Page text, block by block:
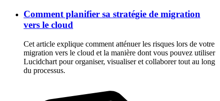
Comment planifier sa stratégie de migration
vers le cloud
Cet article explique comment atténuer les risques lors de votre
migration vers le cloud et la manière dont vous pouvez utiliser
Lucidchart pour organiser, visualiser et collaborer tout au long
du processus.